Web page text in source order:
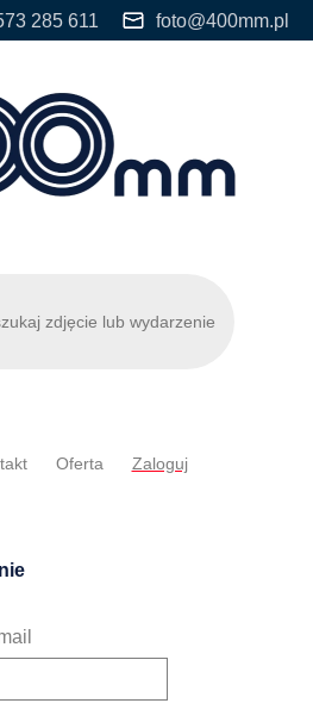
285 611 foto@400mm.pl
Oferta Zaloguj